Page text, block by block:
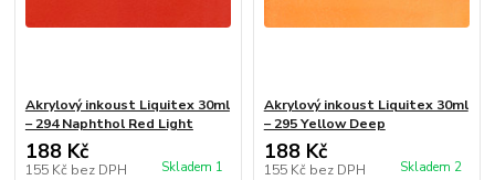
Akrylový inkoust Liquitex 30ml
– 294 Naphthol Red Light
188 Kč
155 Kč bez DPH Skladem 1
Akrylový inkoust Liquitex 30ml
– 295 Yellow Deep
188 Kč
155 Kč bez DPH Skladem 2